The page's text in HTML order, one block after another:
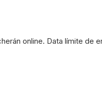
online. Data límite de